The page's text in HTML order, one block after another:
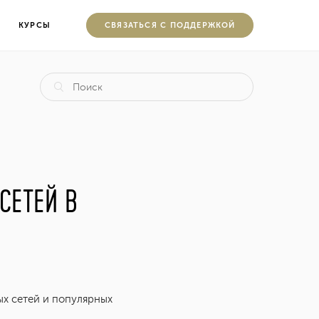
КУРСЫ CВЯЗАТЬСЯ С ПОДДЕРЖКОЙ
В
сетей и популярных